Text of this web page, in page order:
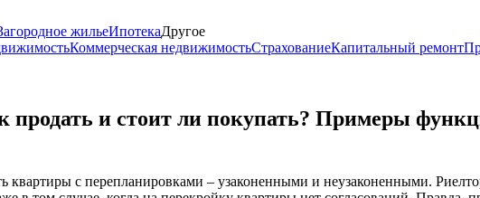
жильеИпотекаДругое
Коммерческая недвижимостьСтрахованиеКапитальный ремонт
продать и стоит ли покупать? Примеры
с перепланировками – узаконенными и неузаконенными.